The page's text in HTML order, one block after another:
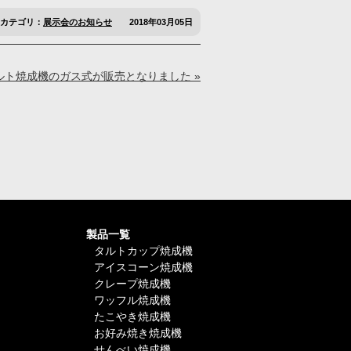
カテゴリ： 展示会のお知らせ 2018年03月05日
ト焼成機のガス式が販売となりました »
製品一覧
タルトカップ焼成機
アイスコーン焼成機
クレープ焼成機
ワッフル焼成機
たこやき焼成機
お好み焼き焼成機